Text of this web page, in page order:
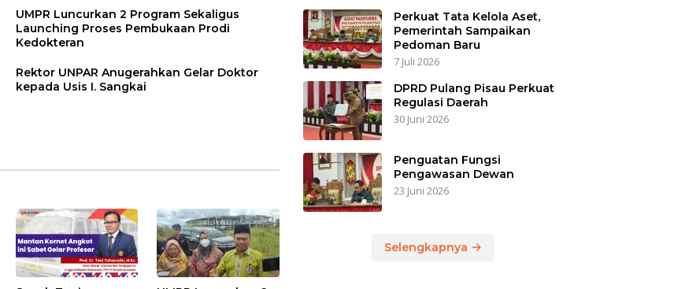
UMPR Luncurkan 2 Program Sekaligus
Launching Proses Pembukaan Prodi
Kedokteran
Rektor UNPAR Anugerahkan Gelar Doktor
kepada Usis I. Sangkai
Perkuat Tata Kelola Aset,
Pemerintah Sampaikan
Pedoman Baru
7 Juli 2026
DPRD Pulang Pisau Perkuat
Regulasi Daerah
30 Juni 2026
Penguatan Fungsi
Pengawasan Dewan
23 Juni 2026
Selengkapnya